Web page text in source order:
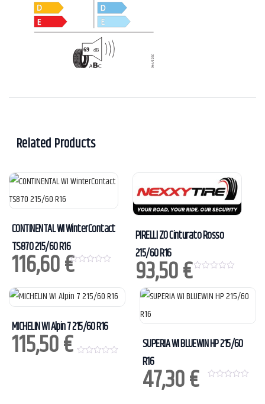
Related Products
CONTINENTAL WI WinterContact
TS870 215/60 R16
116,60€
0
o
f
PIRELLI ZO Cinturato Rosso
215/60 R16
93,50€
u
t
MICHELIN WI Alpin 7 215/60 R16
115,50€
SUPERIA WI BLUEWIN HP 215/60
R16
47,30€